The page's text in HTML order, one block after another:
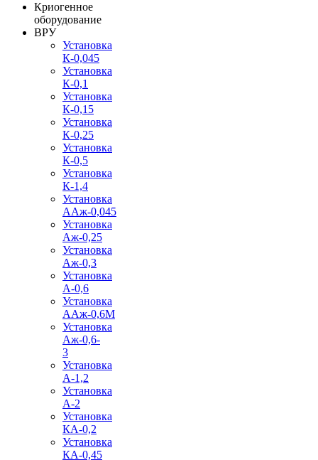
Криогенное
оборудование
ВРУ
Установка
К-0,045
Установка
К-0,1
Установка
К-0,15
Установка
К-0,25
Установка
К-0,5
Установка
К-1,4
Установка
ААж-0,045
Установка
Аж-0,25
Установка
Аж-0,3
Установка
А-0,6
Установка
ААж-0,6М
Установка
Аж-0,6-
3
Установка
А-1,2
Установка
А-2
Установка
КА-0,2
Установка
КА-0,45